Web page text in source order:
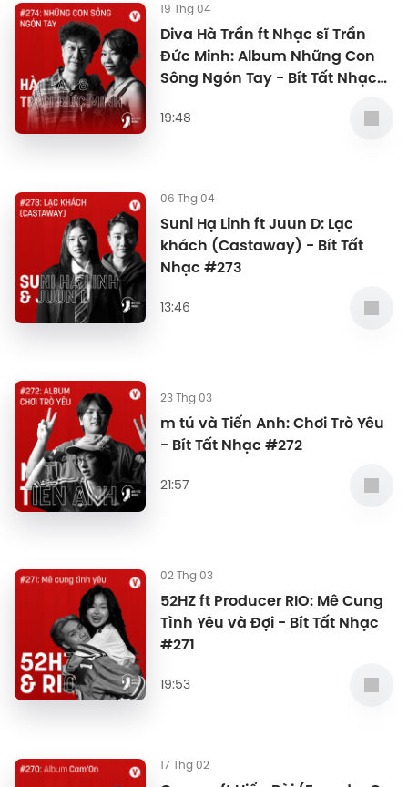
19 Thg 04
Diva Hà Trần ft Nhạc sĩ Trần
Đức Minh: Album Những Con
Sông Ngón Tay - Bít Tất Nhạc
19:48
06 Thg 04
Suni Hạ Linh ft Juun D: Lạc
khách (Castaway) - Bít Tất
Nhạc #273
13:46
23 Thg 03
m tú và Tiến Anh: Chơi Trò Yêu
- Bít Tất Nhạc #272
21:57
02 Thg 03
52HZ ft Producer RIO: Mê Cung
Tình Yêu và Đợi - Bít Tất Nhạc
#271
19:53
17 Thg 02